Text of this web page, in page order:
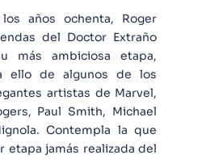
años ochenta, Roger
del Doctor Extraño
más ambiciosa etapa,
ello de algunos de los
artistas de Marvel,
Paul Smith, Michael
Contempla la que
etapa jamás realizada del